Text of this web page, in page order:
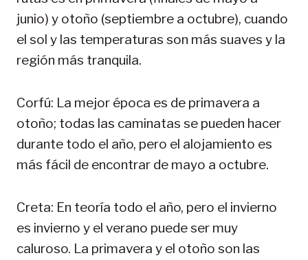
junio) y otoño (septiembre a octubre), cuando
el sol y las temperaturas son más suaves y la
región más tranquila.
Corfú: La mejor época es de primavera a
otoño; todas las caminatas se pueden hacer
durante todo el año, pero el alojamiento es
más fácil de encontrar de mayo a octubre.
Creta: En teoría todo el año, pero el invierno
es invierno y el verano puede ser muy
caluroso. La primavera y el otoño son las